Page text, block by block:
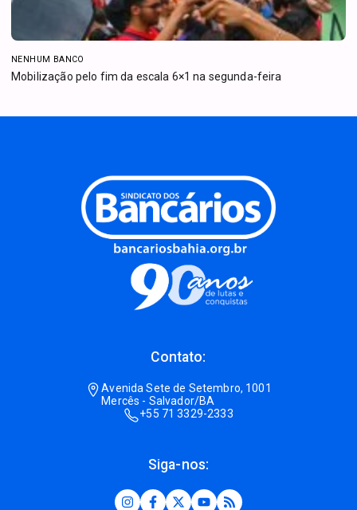
NENHUM BANCO
Mobilização pelo fim da escala 6×1 na segunda-feira
Contato:
Avenida Sete de Setembro, 1001
Mercês - Salvador/BA
+55 71 3329-2333
Siga-nos: